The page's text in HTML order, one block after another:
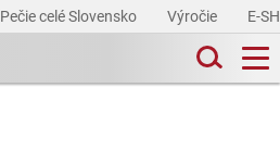
Pečie celé Slovensko Výročie E-